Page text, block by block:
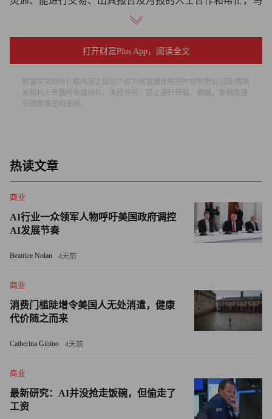
多夫不可能得手。肯定有人帮他伪造所有的报告、进行邮件
惯常嫌疑人
那马多夫的同谋是谁？伯纳德•马多夫投资证券公司
（Bernard Madoff Investment Securities）本质上是一家家族运
而另一个儿子马克•马多夫（Mark Madoff）则是自营交易总
师。
由网站CityFile披露的一份会计财务报表显示，马克•马多
夫的慈善信托是由资产管理公司Neuberger Berman而非其父
亲经营。伯纳德•马多夫数百万美元的基金是由自己的投资
令人惊讶的是，马多夫的家人在本案中基本被排除了嫌
疑；有可能他们只参与了交易运作。伯纳德的两个儿子同其
父亲划清了界限，他们都不愿在其保释书上签字。
而至于外应，监管机构已传讯总部位于波士顿的投资公司
Cohmad Securities，以进一步了解该公司同马多夫的关系。
马多夫拥有Cohmad Securities 20%的股份，另外的80%由
打开财富Plus App，阅读全文
财富中文网所刊载内容之知识产权为财富媒体知识产权有限公司及/或相
关权利人专属所有或持有。未经许可，禁止进行转载、摘编、复制及建
立镜像等任何使用。
热读文章
商业
AI行业一众领军人物呼吁美国政府调控
AI发展节奏
Beatrice Nolan 4天前
商业
消费门槛陡增令美国人无处消遣，健康
代价随之而来
Catherina Gioino 4天前
商业
最新研究：AI并没抢走饭碗，但偷走了
工资